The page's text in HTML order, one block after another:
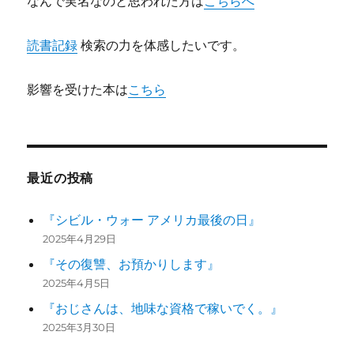
読書記録 検索の力を体感したいです。
影響を受けた本はこちら
最近の投稿
『シビル・ウォー アメリカ最後の日』
2025年4月29日
『その復讐、お預かりします』
2025年4月5日
『おじさんは、地味な資格で稼いでく。』
2025年3月30日